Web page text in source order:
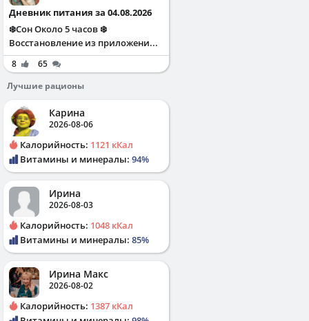
Дневник питания за 04.08.2026
❄️Сон Около 5 часов ❄️
Восстановление из приложени...
8
65
Лучшие рационы
Карина
2026-08-06
Калорийность: 1121 кКал
Витамины и минералы: 94%
Ирина
2026-08-03
Калорийность: 1048 кКал
Витамины и минералы: 85%
Ирина Макс
2026-08-02
Калорийность: 1387 кКал